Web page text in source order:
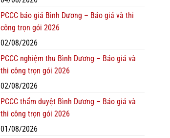
PCCC báo giá Bình Dương – Báo giá và thi
công trọn gói 2026
02/08/2026
PCCC nghiệm thu Bình Dương – Báo giá và
thi công trọn gói 2026
02/08/2026
PCCC thẩm duyệt Bình Dương – Báo giá và
thi công trọn gói 2026
01/08/2026